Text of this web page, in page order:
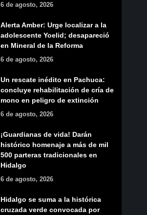
6 de agosto, 2026
Alerta Amber: Urge localizar a la
adolescente Yoelid; desapareció
en Mineral de la Reforma
6 de agosto, 2026
Un rescate inédito en Pachuca:
concluye rehabilitación de cría de
mono en peligro de extinción
6 de agosto, 2026
¡Guardianas de vida! Darán
histórico homenaje a más de mil
500 parteras tradicionales en
Hidalgo
6 de agosto, 2026
Hidalgo se suma a la histórica
cruzada verde convocada por